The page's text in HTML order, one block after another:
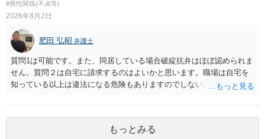
しかなくなるようにも思います。そうしますと，お近くの弁護士に相
談して進めることを検討した方がよいようにも思います。
#異性関係(不貞等)
2026年8月2日
肥田 弘昭 弁護士
質問1は可能です。また、同居している場合破綻抗弁はほぼ認められま
せん。質問２は自宅に請求するのはよいかと思います。職場は自宅を
知っている以上は違法になる危険もありますのでしない方が良いで
かと思います。有責配偶者ですので相手方からの離婚は拒否しても仮
に訴訟されても法的に成立しません。質問５は認知すると養育費支払
い、相続権が発生します。合意があれば法的に可能ですが法律で強制
もっとみる